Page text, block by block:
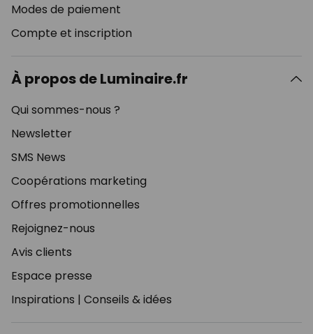
Modes de paiement
Compte et inscription
À propos de Luminaire.fr
Qui sommes-nous ?
Newsletter
SMS News
Coopérations marketing
Offres promotionnelles
Rejoignez-nous
Avis clients
Espace presse
Inspirations | Conseils & idées